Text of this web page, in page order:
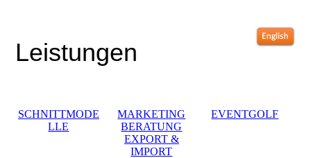
Leistungen
SCHNITTMODE
LLE
MARKETING
BERATUNG
EXPORT &
IMPORT
EVENTGOLF